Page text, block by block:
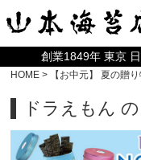
創業1849年 東京
HOME 【お中元】 夏の贈
ドラえもん